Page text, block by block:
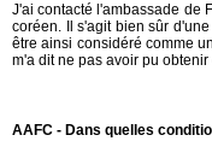
J'ai contacté l'ambassade de
coréen. Il s'agit bien sûr
être ainsi considéré comme
m'a dit ne pas avoir pu
AAFC - Dans quelles